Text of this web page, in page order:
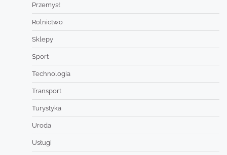
Przemysł
Rolnictwo
Sklepy
Sport
Technologia
Transport
Turystyka
Uroda
Usługi